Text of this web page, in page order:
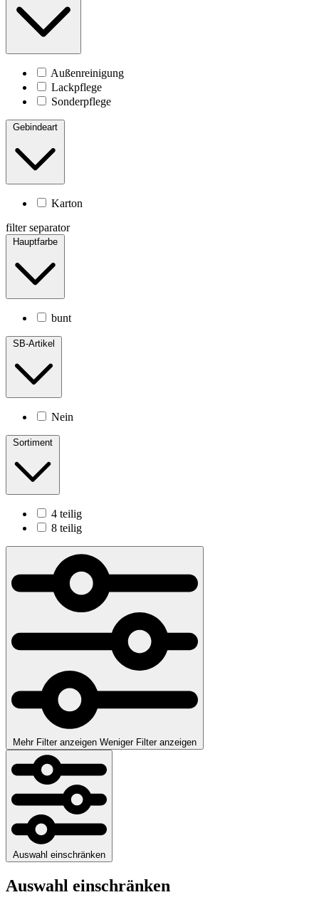
Außenreinigung
Lackpflege
Sonderpflege
Gebindeart
Karton
filter separator
Hauptfarbe
bunt
SB-Artikel
Nein
Sortiment
4 teilig
8 teilig
Mehr Filter anzeigen Weniger Filter anzeigen
Auswahl einschränken
Auswahl einschränken